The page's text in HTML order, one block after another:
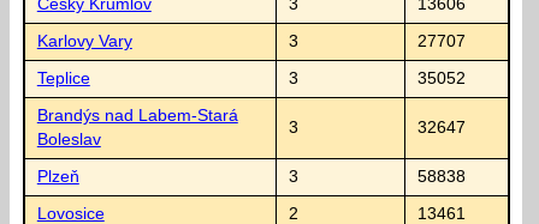
Český Krumlov 3 13606
Karlovy Vary 3 27707
Teplice 3 35052
Brandýs nad Labem-Stará
Boleslav
3 32647
Plzeň 3 58838
Lovosice 2 13461